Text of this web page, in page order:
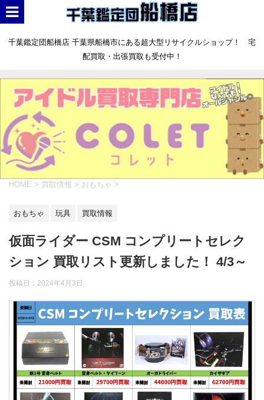
千葉鑑定団船橋店 千葉県船橋市にある超大型リサイクルショップ！ 宅
配買取・出張買取も受付中！
HOME > 買取情報 > おもちゃ >
おもちゃ 玩具 買取情報
仮面ライダー CSM コンプリートセレク
ション 買取リスト更新しました！ 4/3～
投稿日： 2024年4月3日